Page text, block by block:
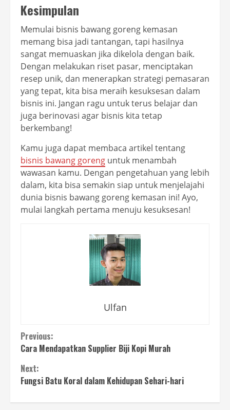
Kesimpulan
Memulai bisnis bawang goreng kemasan
memang bisa jadi tantangan, tapi hasilnya
sangat memuaskan jika dikelola dengan baik.
Dengan melakukan riset pasar, menciptakan
resep unik, dan menerapkan strategi pemasaran
yang tepat, kita bisa meraih kesuksesan dalam
bisnis ini. Jangan ragu untuk terus belajar dan
juga berinovasi agar bisnis kita tetap
berkembang!
Kamu juga dapat membaca artikel tentang
bisnis bawang goreng untuk menambah
wawasan kamu. Dengan pengetahuan yang lebih
dalam, kita bisa semakin siap untuk menjelajahi
dunia bisnis bawang goreng kemasan ini! Ayo,
mulai langkah pertama menuju kesuksesan!
Ulfan
Continue
Reading
Previous:
Cara Mendapatkan Supplier Biji Kopi Murah
Next:
Fungsi Batu Koral dalam Kehidupan Sehari-hari